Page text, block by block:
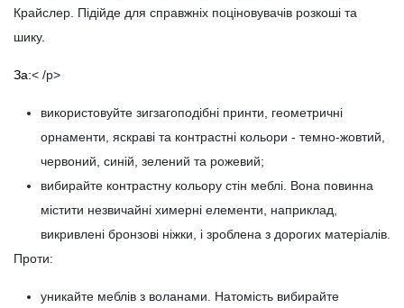
Крайслер. Підійде для справжніх поціновувачів розкоші та
шику.
За:< /p>
використовуйте зигзагоподібні принти, геометричні
орнаменти, яскраві та контрастні кольори - темно-жовтий,
червоний, синій, зелений та рожевий;
вибирайте контрастну кольору стін меблі. Вона повинна
містити незвичайні химерні елементи, наприклад,
викривлені бронзові ніжки, і зроблена з дорогих матеріалів.
Проти:
уникайте меблів з воланами. Натомість вибирайте